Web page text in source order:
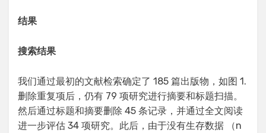
结果
搜索结果
我们通过最初的文献检索确定了 185 篇出版物，如图 1.
删除重复项后，仍有 79 项研究进行摘要和标题扫描。
然后通过标题和摘要删除 45 条记录，并通过全文阅读
进一步评估 34 项研究。此后，由于没有生存数据 （n